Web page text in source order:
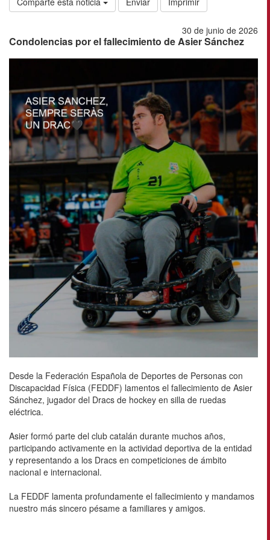
30 de junio de 2026
Condolencias por el fallecimiento de Asier Sánchez
Desde la Federación Española de Deportes de Personas con
Discapacidad Física (FEDDF) lamentos el fallecimiento de Asier
Sánchez, jugador del Dracs de hockey en silla de ruedas
eléctrica.
Asier formó parte del club catalán durante muchos años,
participando activamente en la actividad deportiva de la entidad
y representando a los Dracs en competiciones de ámbito
nacional e internacional.
La FEDDF lamenta profundamente el fallecimiento y mandamos
nuestro más sincero pésame a familiares y amigos.